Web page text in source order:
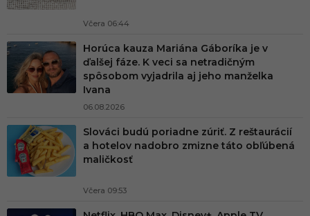
Včera 06:44
Horúca kauza Mariána Gáboríka je v
ďalšej fáze. K veci sa netradičným
spôsobom vyjadrila aj jeho manželka
Ivana
06.08.2026
Slováci budú poriadne zúriť. Z reštaurácií
a hotelov nadobro zmizne táto obľúbená
maličkosť
Včera 09:53